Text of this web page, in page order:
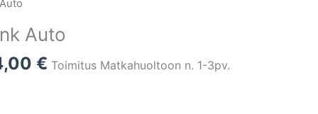
Auto
€ Toimitus Matkahuoltoon n. 1-3pv.